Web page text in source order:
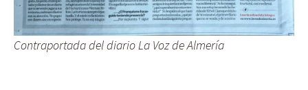
Contraportada del diario La Voz de Almería